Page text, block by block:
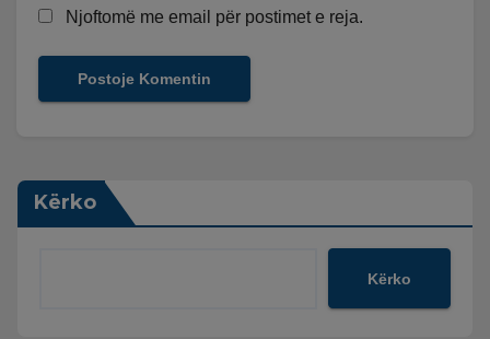
Njoftomë me email për postimet e reja.
Kërko
Kërko